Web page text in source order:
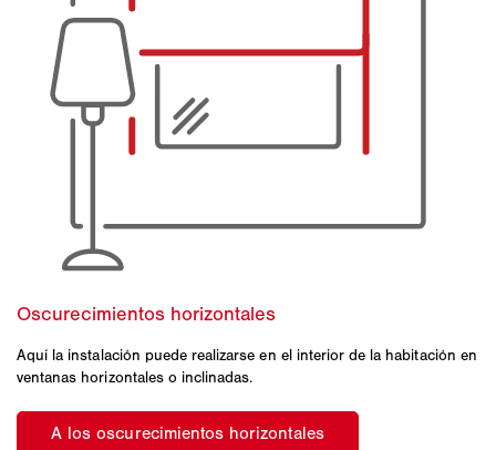
Aquí la instalación puede realizarse en el interior de la habitación en
ventanas horizontales o inclinadas.